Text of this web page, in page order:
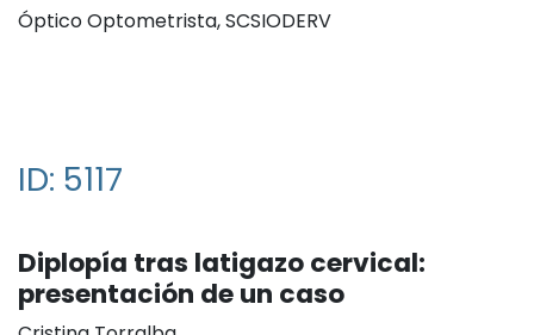
Óptico Optometrista, SCSIODERV
ID: 5117
Diplopía tras latigazo cervical:
presentación de un caso